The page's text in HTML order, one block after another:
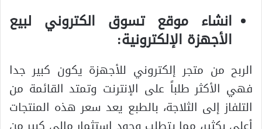
انشاء موقع تسوق الكتروني لبيع
الأجهزة الإلكترونية:
الربح من متجر إلكتروني للأجهزة يكون كبير جدا
فهي الأكثر طلباً على الإنترنت وتمتد القائمة من
التلفاز إلى الثلاجة، بالطبع يعد سعر هذه المنتجات